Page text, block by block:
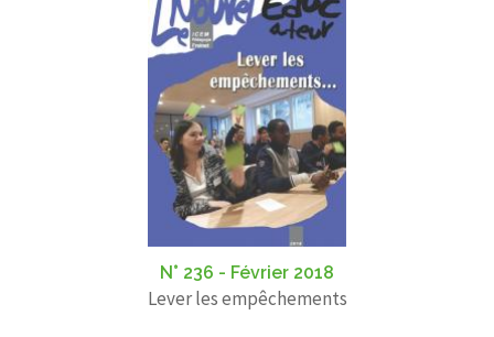
N° 236 - Février 2018
Lever les empêchements